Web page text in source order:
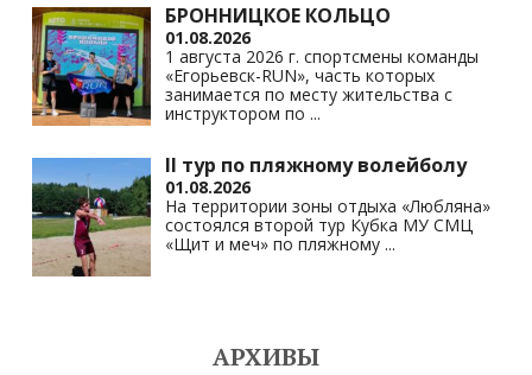
БРОННИЦКОЕ КОЛЬЦО
01.08.2026
1 августа 2026 г. спортсмены команды
«Егорьевск-RUN», часть которых
занимается по месту жительства с
инструктором по ...
II тур по пляжному волейболу
01.08.2026
На территории зоны отдыха «Любляна»
состоялся второй тур Кубка МУ СМЦ
«Щит и меч» по пляжному ...
АРХИВЫ